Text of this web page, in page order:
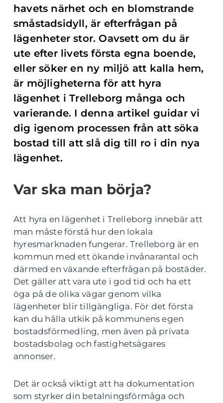
havets närhet och en blomstrande
småstadsidyll, är efterfrågan på
lägenheter stor. Oavsett om du är
ute efter livets första egna boende,
eller söker en ny miljö att kalla hem,
är möjligheterna för att hyra
lägenhet i Trelleborg många och
varierande. I denna artikel guidar vi
dig igenom processen från att söka
bostad till att slå dig till ro i din nya
lägenhet.
Var ska man börja?
Att hyra en lägenhet i Trelleborg innebär att
man måste förstå hur den lokala
hyresmarknaden fungerar. Trelleborg är en
kommun med ett ökande invånarantal och
därmed en växande efterfrågan på bostäder.
Det gäller att vara ute i god tid och ha ett
öga på de olika vägar genom vilka
lägenheter blir tillgängliga. För det första
kan du hålla utkik på kommunens egen
bostadsförmedling, men även på privata
bostadsbolag och fastighetsägares
annonser.
Det är också viktigt att ha dokumentation
som styrker din betalningsförmåga och